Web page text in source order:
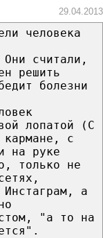
29.04.2013
человека
Они считали,
решить
болезни
лопатой (С
с
на руке
только не
Инстаграм, а
"а то на